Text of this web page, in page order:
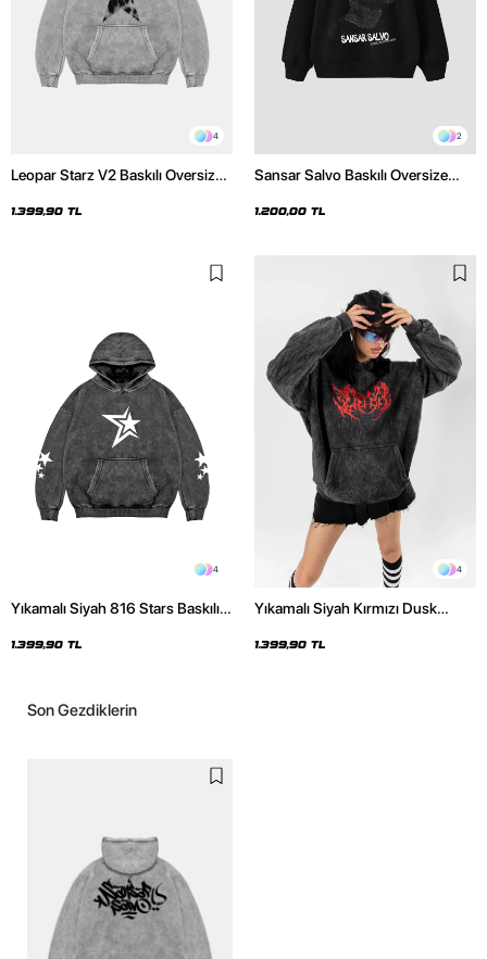
4
Leopar Starz V2 Baskılı Oversize
Hoodie
1.399,90 TL
2
Sansar Salvo Baskılı Oversize
1.200,00 TL
4
Yıkamalı Siyah 816 Stars Baskılı
1.399,90 TL
4
Yıkamalı Siyah Kırmızı Dusk
1.399,90 TL
Son Gezdiklerin